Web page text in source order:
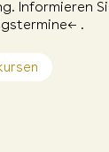
Informieren
.